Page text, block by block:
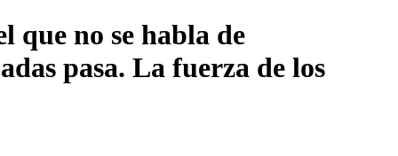
que no se habla de
pasa. La fuerza de los